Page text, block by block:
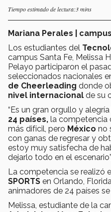
Tiempo estimado de lectura:3 mins
Mariana Perales |
Los estudiantes del
campus Santa Fe, Melissa
Pelayo participaron el
seleccionados nacionales
de Cheerleading donde
nivel internacional de su
“Es un gran orgullo y
24 países, la competencia
más difícil, pero México no
con ganas de regresar y
estoy muy satisfecha de
dejarlo todo en el
La competencia se realizó
SPORTS en Orlando,
animadores de 24 países
Melissa, estudiante de la